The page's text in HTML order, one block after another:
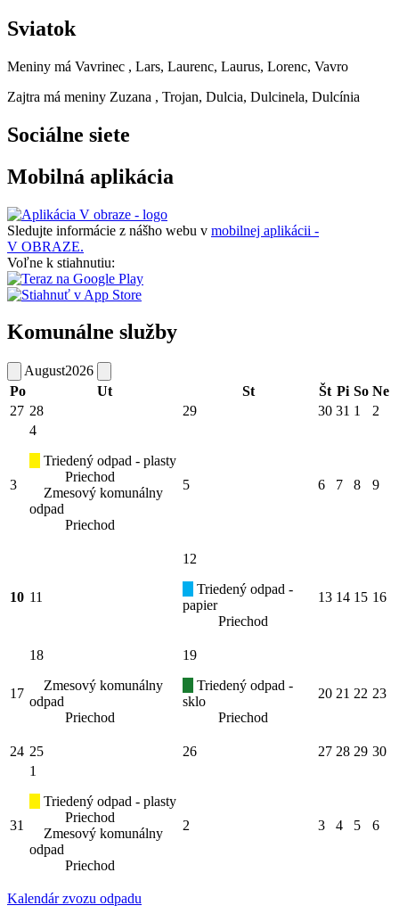
Sviatok
Meniny má Vavrinec , Lars, Laurenc, Laurus, Lorenc, Vavro
Zajtra má meniny Zuzana , Trojan, Dulcia, Dulcinela, Dulcínia
Sociálne siete
Mobilná aplikácia
Sledujte informácie z nášho webu v mobilnej aplikácii -
V OBRAZE.
Voľne k stiahnutiu:
Komunálne služby
August2026
Po
Ut St Št Pi So Ne
27 28 29 30 31 1 2
3
4
Triedený odpad - plasty
Priechod
Zmesový komunálny
odpad
Priechod
5 6 7 8 9
10 11
12
Triedený odpad -
papier
Priechod
13 14 15 16
17
18
Zmesový komunálny
odpad
Priechod
19
Triedený odpad -
sklo
Priechod
20 21 22 23
24 25 26 27 28 29 30
31
1
Triedený odpad - plasty
Priechod
Zmesový komunálny
odpad
Priechod
2 3 4 5 6
Kalendár zvozu odpadu